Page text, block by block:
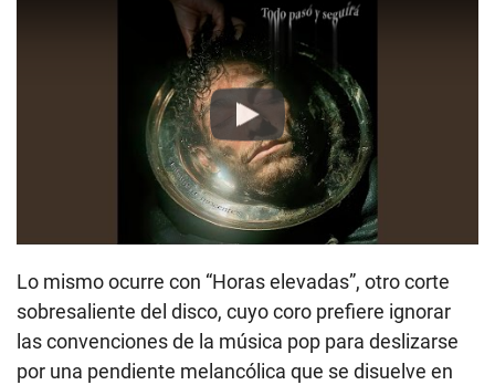
Play
Lo mismo ocurre con “Horas elevadas”, otro corte
sobresaliente del disco, cuyo coro prefiere ignorar
las convenciones de la música pop para deslizarse
por una pendiente melancólica que se disuelve en